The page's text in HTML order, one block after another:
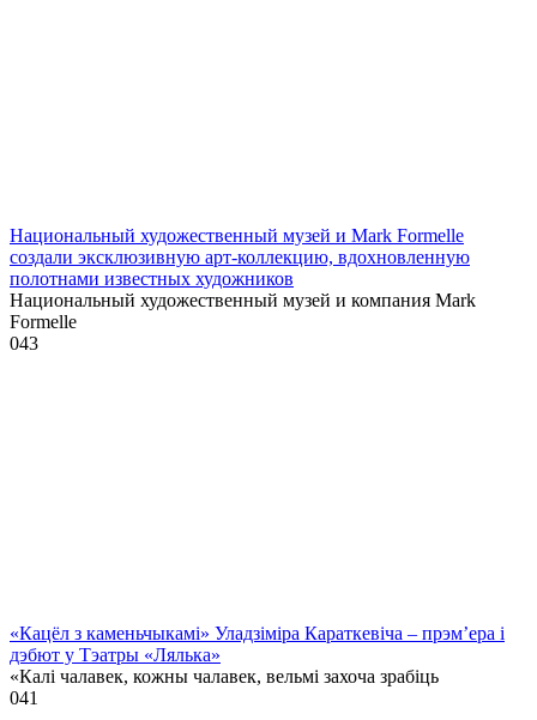
Национальный художественный музей и Mark Formelle
создали эксклюзивную арт-коллекцию, вдохновленную
полотнами известных художников
Национальный художественный музей и компания Mark
Formelle
043
«Кацёл з каменьчыкамі» Уладзіміра Караткевіча – прэм’ера і
дэбют у Тэатры «Лялька»
«Калі чалавек, кожны чалавек, вельмі захоча зрабіць
041